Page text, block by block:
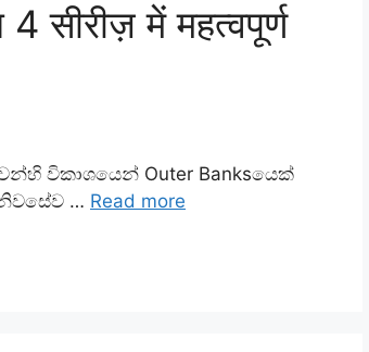
में महत्वपूर्ण
විකාශයෙන් Outer Banksයෙක්
… Read more